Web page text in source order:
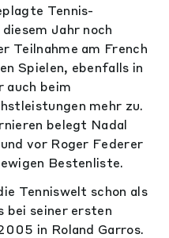
Tennis-
Jahr noch
Teilnahme am French
Spielen, ebenfalls in
auch beim
mehr zu.
belegt Nadal
vor Roger Federer
Bestenliste.
Tenniswelt schon als
bei seiner ersten
in Roland Garros.